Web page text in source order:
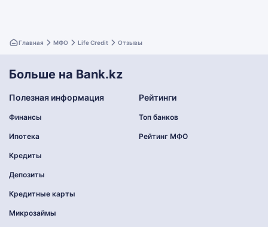
Главная МФО Life Credit Отзывы
Больше на Bank.kz
Полезная информация
Финансы
Ипотека
Кредиты
Депозиты
Кредитные карты
Микрозаймы
Рейтинги
Топ банков
Рейтинг МФО